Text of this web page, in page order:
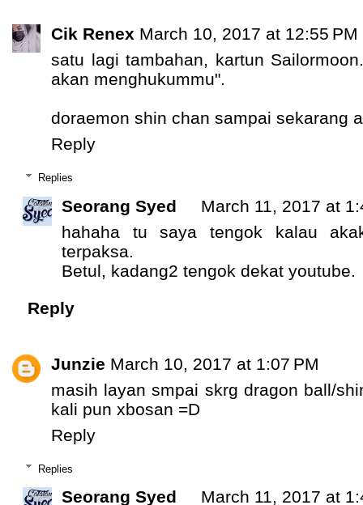
Cik Renex March 10, 2017 at 12:55 PM
satu lagi tambahan, kartun
akan menghukummu".
doraemon shin chan sampai sekarang
Reply
Replies
Seorang Syed
March 11, 2017 at
hahaha tu saya tengok kalau
terpaksa.
Betul, kadang2 tengok dekat youtube.
Reply
Junzie March 10, 2017 at 1:07 PM
masih layan smpai skrg dragon ball/
kali pun xbosan =D
Reply
Replies
Seorang Syed
March 11, 2017 at